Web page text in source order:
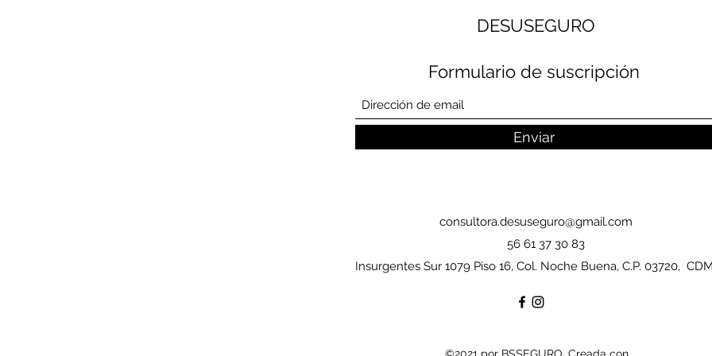
DESUSEGURO
Formulario de suscripción
Enviar
consultora.desuseguro@gmail.com
56 61 37 30 83
Insurgentes Sur 1079 Piso 16, Col. Noche Buena, C.P. 03720,
©2021 por BSSEGURO. Creada con